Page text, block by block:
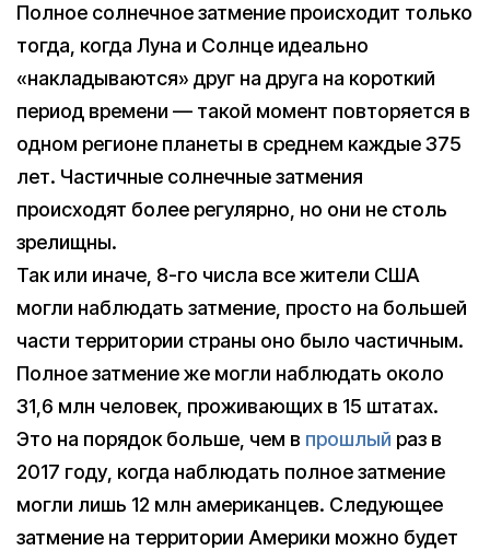
Полное солнечное затмение происходит только
тогда, когда Луна и Солнце идеально
«накладываются» друг на друга на короткий
период времени — такой момент повторяется в
одном регионе планеты в среднем каждые 375
лет. Частичные солнечные затмения
происходят более регулярно, но они не столь
зрелищны.
Так или иначе, 8-го числа все жители США
могли наблюдать затмение, просто на большей
части территории страны оно было частичным.
Полное затмение же могли наблюдать около
31,6 млн человек, проживающих в 15 штатах.
Это на порядок больше, чем в прошлый раз в
2017 году, когда наблюдать полное затмение
могли лишь 12 млн американцев. Следующее
затмение на территории Америки можно будет